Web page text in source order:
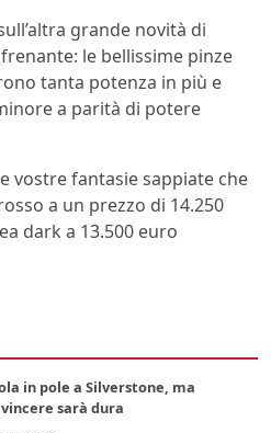
grande novità di
le bellissime pinze
tanta potenza in più e
a parità di potere
vostre fantasie sappiate che
a un prezzo di 14.250
dark a 13.500 euro
in pole a Silverstone, ma
sarà dura